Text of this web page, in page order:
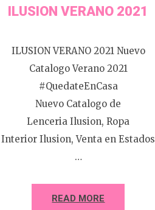
ILUSION VERANO 2021
ILUSION VERANO 2021 Nuevo
Catalogo Verano 2021
#QuedateEnCasa
Nuevo Catalogo de
Lenceria Ilusion, Ropa
Interior Ilusion, Venta en Estados
…
READ MORE